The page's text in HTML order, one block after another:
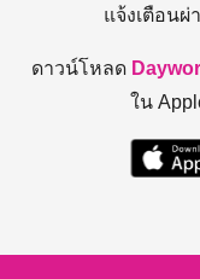
แจ้งเตือน
ดาวน์โหลด
ใน